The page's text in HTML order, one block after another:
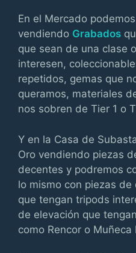
En el Mercado
vendiendo Grabados
que sean de una clase
interesen,
repetidos, gemas que
queramos, materiales
nos sobren de Tier 1 o
Y en la Casa de
Oro vendiendo piezas
decentes y podremos
lo mismo con piezas
que tengan tripods
de elevación que
como Rencor o Muñeca